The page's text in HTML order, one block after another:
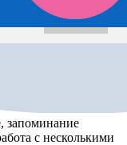
запоминание
с несколькими